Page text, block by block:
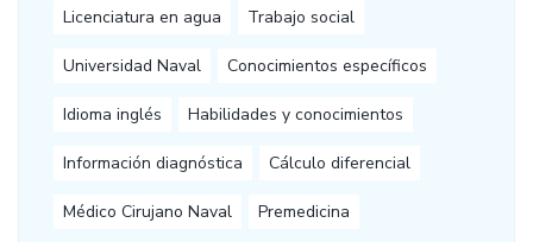
Licenciatura en agua Trabajo social
Universidad Naval Conocimientos específicos
Idioma inglés Habilidades y conocimientos
Información diagnóstica Cálculo diferencial
Médico Cirujano Naval Premedicina